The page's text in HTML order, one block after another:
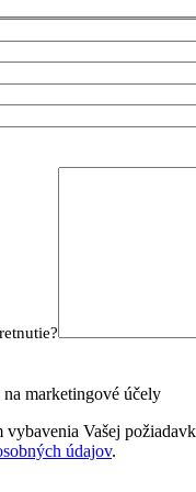
marketingové účely
vybavenia Vašej
údajov.